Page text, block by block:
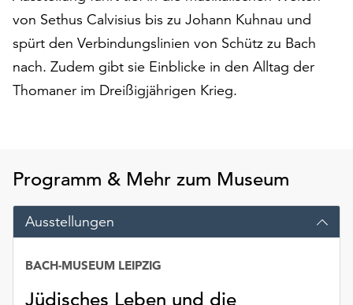
Ende
der
Seite
die
Schaltfläche
Funktionale
werden
auch
Ihr
Einverständnis
von Sethus Calvisius bis zu Johann Kuhnau und
spürt den Verbindungslinien von Schütz zu Bach
nach. Zudem gibt sie Einblicke in den Alltag der
Thomaner im Dreißigjährigen Krieg.
Programm & Mehr zum Museum
Ausstellungen
Jüdisches Leben und die
BACH-MUSEUM LEIPZIG